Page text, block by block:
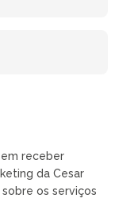
receber
da Cesar
os serviços